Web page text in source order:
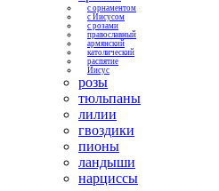
с орнаментом
с Иисусом
с розами
православный
армянский
католический
распятие
Иисус
розы
тюльпаны
лилии
гвоздики
пионы
ландыши
нарциссы